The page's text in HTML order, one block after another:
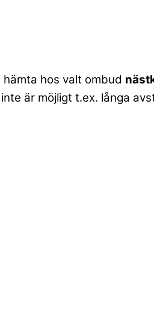
hos valt ombud
är möjligt t.ex. långa